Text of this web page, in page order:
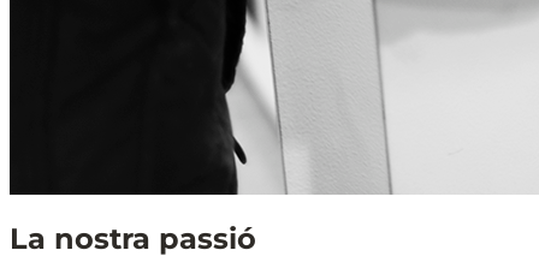
La nostra passió